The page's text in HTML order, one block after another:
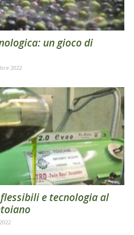
un gioco di
2022
e tecnologia al